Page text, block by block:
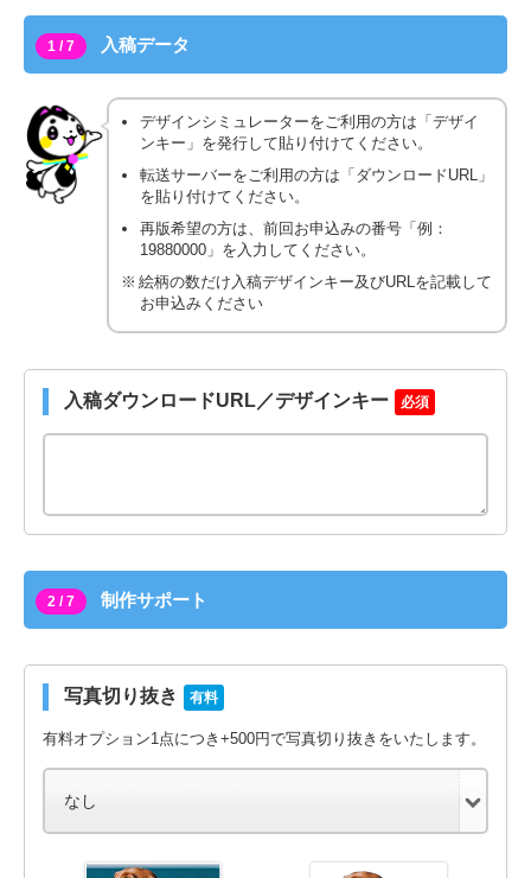
1 / 7 入稿データ
デザインシミュレーターをご利用の方は「デザイ
ンキー」を発行して貼り付けてください。
転送サーバーをご利用の方は「ダウンロードURL」
を貼り付けてください。
再版希望の方は、前回お申込みの番号「例：
19880000」を入力してください。
絵柄の数だけ入稿デザインキー及びURLを記載して
お申込みください
入稿ダウンロードURL／デザインキー 必須
2 / 7 制作サポート
写真切り抜き 有料
有料オプション1点につき+500円で写真切り抜きをいたします。